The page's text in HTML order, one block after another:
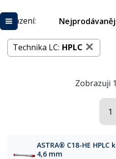
Řazení:
Technika LC: HPLC
Zobrazuji
1
ASTRA® C18-HE
4,6 mm